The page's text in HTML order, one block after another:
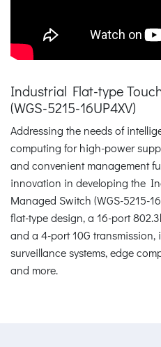
Industrial Flat-type
(WGS-5215-16UP4XV)
Addressing the needs of
computing for high-power
and convenient management
innovation in developing the
Managed Switch (WGS-5215-
flat-type design, a 16-port
and a 4-port 10G transmission,
surveillance systems, edge
and more.